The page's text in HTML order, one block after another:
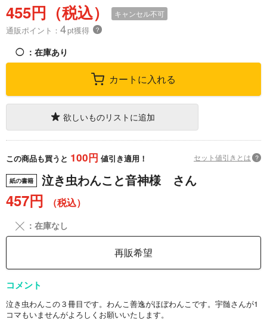
455円（税込） キャンセル不可
通販ポイント： 4pt獲得 ？
◯ ：在庫あり
カートに入れる
欲しいものリストに追加
この商品も買うと 100円 値引き適用！ セット値引きとは ?
紙の書籍 泣き虫わんこと音神様 さん
457円 （税込）
╳ ：在庫なし
再販希望
コメント
泣き虫わんこの３冊目です。わんこ善逸がほぼわんこです。宇髄さんが1
コマもいませんがよろしくお願いいたします。